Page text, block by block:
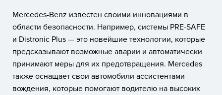
Mercedes-Benz известен своими инновациями в
области безопасности. Например, системы PRE-SAFE
и Distronic Plus — это новейшие технологии, которые
предсказывают возможные аварии и автоматически
принимают меры для их предотвращения. Mercedes
также оснащает свои автомобили ассистентами
вождения, которые помогают водителю на высоких